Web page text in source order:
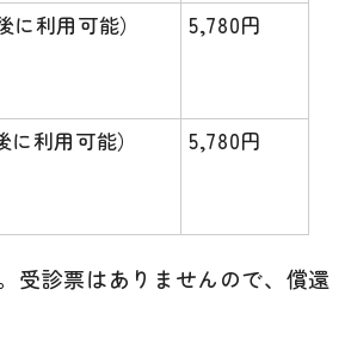
利用可能） 5,780円
利用可能） 5,780円
受診票はありませんので、償還